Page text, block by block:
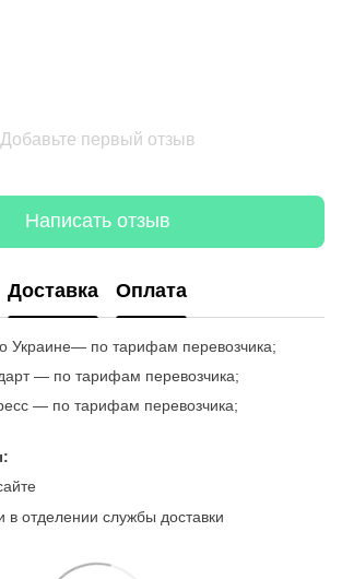
Добавьте первый отзыв
Написать отзыв
Доставка Оплата
Украине— по тарифам перевозчика;
— по тарифам перевозчика;
— по тарифам перевозчика;
в отделении службы доставки